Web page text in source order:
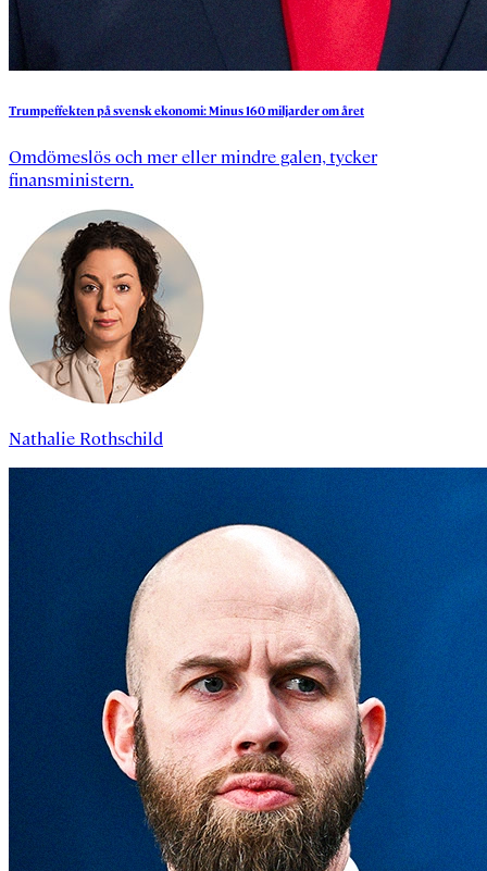
Trumpeffektenpåsvensk ekonomi:Minus160miljarderomåret
Omdömeslös och mer eller mindre galen, tycker
finansministern.
Nathalie Rothschild